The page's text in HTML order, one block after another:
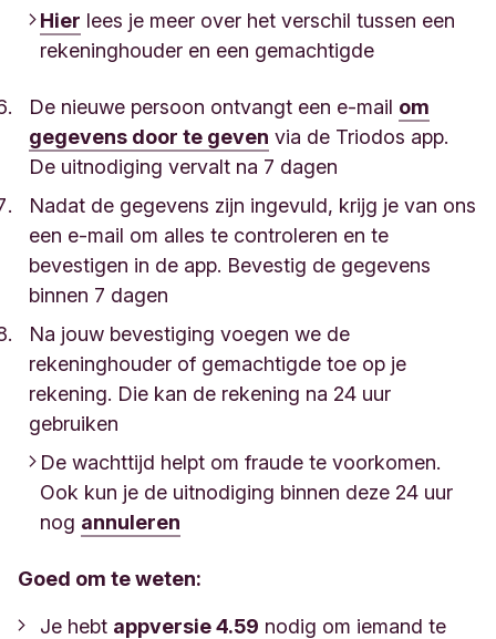
Hier lees je meer over het verschil tussen een
rekeninghouder en een gemachtigde
De nieuwe persoon ontvangt een e-mail om
gegevens door te geven via de Triodos app.
De uitnodiging vervalt na 7 dagen
Nadat de gegevens zijn ingevuld, krijg je van ons
een e-mail om alles te controleren en te
bevestigen in de app. Bevestig de gegevens
binnen 7 dagen
Na jouw bevestiging voegen we de
rekeninghouder of gemachtigde toe op je
rekening. Die kan de rekening na 24 uur
gebruiken
De wachttijd helpt om fraude te voorkomen.
Ook kun je de uitnodiging binnen deze 24 uur
nog annuleren
Goed om te weten:
Je hebt appversie 4.59 nodig om iemand te